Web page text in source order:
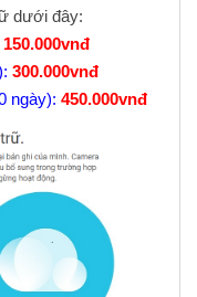
dưới đây:
150.000vnđ
300.000vnđ
ngày): 450.000vnđ